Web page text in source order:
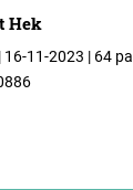
Hek
16-11-2023 | 64